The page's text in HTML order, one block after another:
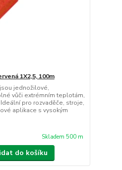
1X2,5, 100m
jednožilové,
vůči extrémním teplotám,
pro rozvaděče, stroje,
aplikace s vysokým
Skladem 500 m
do košíku